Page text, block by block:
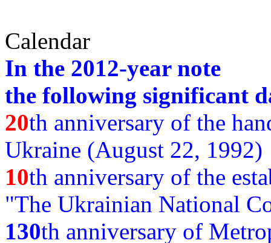
Calendar
In the 2012-year note
the following significant
20th anniversary of the
Ukraine (August 22, 1992)
10th anniversary of the
"The Ukrainian National
130th anniversary of